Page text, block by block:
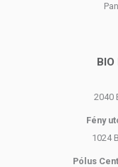
BIO
2040
Fény
1024
Pólus